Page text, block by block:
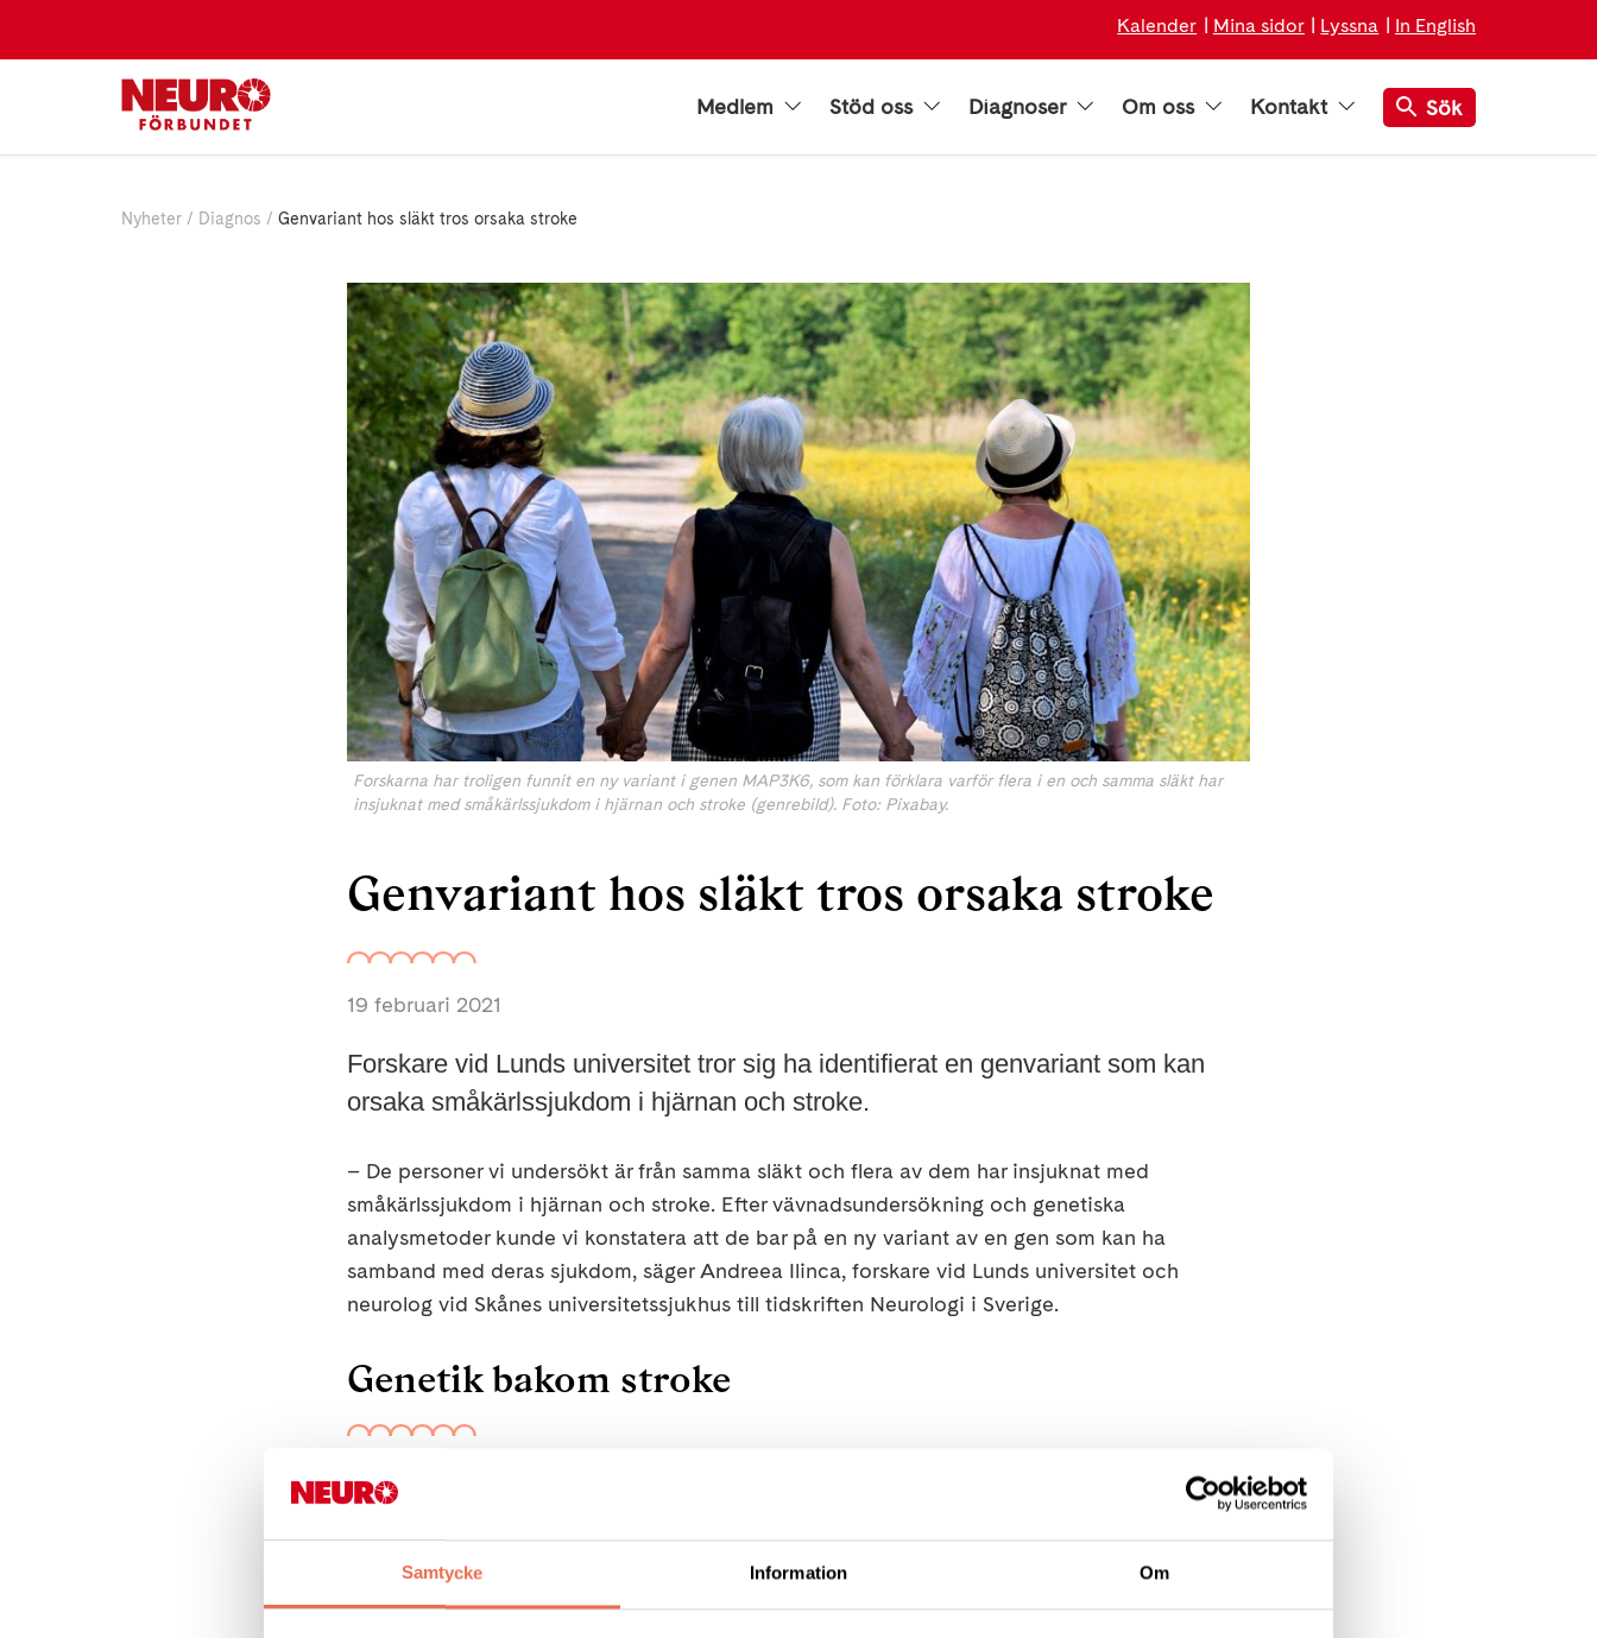
Samtycke Information Om
Kalender Mina sidor Lyssna In English
Medlem Stöd oss Diagnoser Om oss Kontakt Sök
Nyheter Diagnos Genvariant hos släkt tros orsaka stroke
Forskarna har troligen funnit en ny variant i genen MAP3K6, som kan förklara varför flera i en och samma släkt har
insjuknat med småkärlssjukdom i hjärnan och stroke (genrebild). Foto: Pixabay.
Genvariant hos släkt tros orsaka stroke
19 februari 2021
Forskare vid Lunds universitet tror sig ha identifierat en genvariant som kan
orsaka småkärlssjukdom i hjärnan och stroke.
– De personer vi undersökt är från samma släkt och flera av dem har insjuknat med
småkärlssjukdom i hjärnan och stroke. Efter vävnadsundersökning och genetiska
analysmetoder kunde vi konstatera att de bar på en ny variant av en gen som kan ha
samband med deras sjukdom, säger Andreea Ilinca, forskare vid Lunds universitet och
neurolog vid Skånes universitetssjukhus till tidskriften Neurologi i Sverige.
Genetik bakom stroke
Årligen drabbas cirka 25 000 personer i Sverige av stroke, antingen orsakad av en blodpropp
kända riskfaktorer för stroke. Allt fler forskningsresultat tyder dock på att genetiska faktorer